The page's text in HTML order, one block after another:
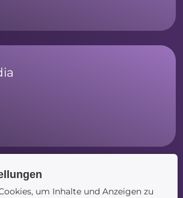
um Inhalte und Anzeigen zu